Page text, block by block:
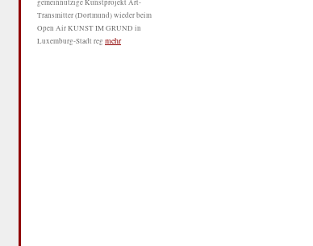
gemeinnützige Kunstprojekt Art-
Transmitter (Dortmund) wieder beim
Open Air KUNST IM GRUND in
Luxemburg-Stadt reg mehr